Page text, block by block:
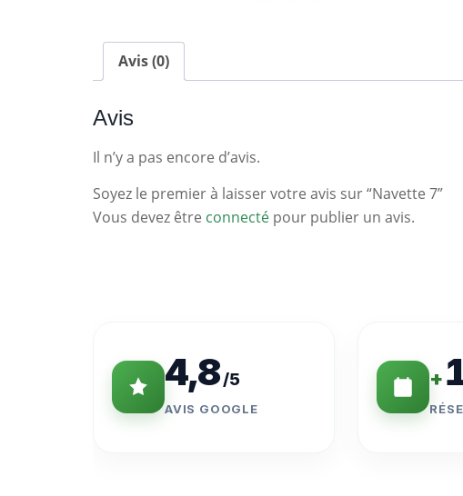
Avis (0)
Avis
Il n’y a pas encore d’avis.
Soyez le premier à laisser votre avis sur “Navette 7”
Vous devez être connecté pour publier un avis.
4,8/5
AVIS GOOGLE
+